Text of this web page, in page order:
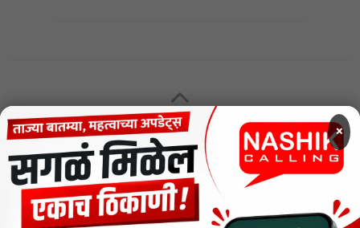
MENU
CODE OF ETHICS FOR DIGITAL NEWS WEBSITES
Contact Us
×